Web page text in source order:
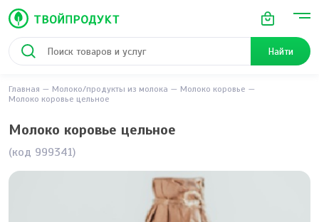
Найти
Главная Молоко/продукты из молока
Молоко коровье
Молоко коровье цельное
Молоко коровье цельное
(код 999341)